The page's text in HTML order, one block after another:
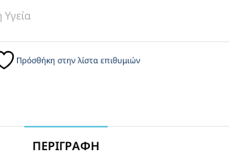
Υγεία
Πρόσθήκη στην λίστα επιθυμιών
ΠΕΡΙΓΡΑΦΉ